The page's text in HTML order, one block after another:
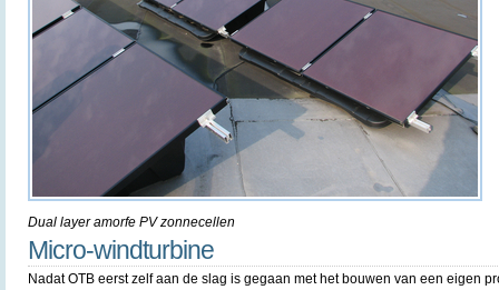
Dual layer amorfe PV zonnecellen
Micro-windturbine
Nadat OTB eerst zelf aan de slag is gegaan met het bouwen van een eigen